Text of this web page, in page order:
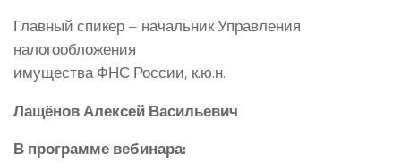
Главный спикер – начальник Управления
налогообложения
имущества ФНС России, к.ю.н.
ЛащёновАлексей Васильевич
В программе вебинара: